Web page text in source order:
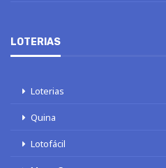
LOTERIAS
Loterias
Quina
Lotofácil